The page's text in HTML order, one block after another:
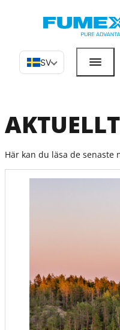
SV
AKTUELLT
Här kan du läsa de senaste